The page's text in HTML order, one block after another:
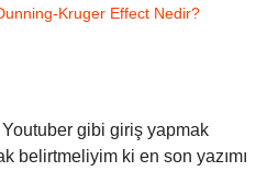
Kruger Effect Nedir?
gibi giriş yapmak
belirtmeliyim ki en son yazımı